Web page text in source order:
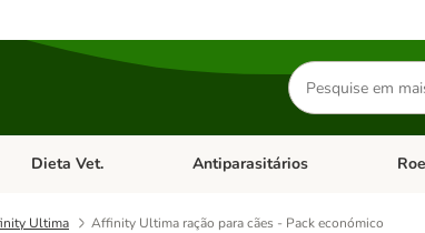
Pesquisar
produtos
Cães
Abrir menu de categoria: Gatos
Dieta Vet. Abrir menu de categoria: Dieta Vet.
Antiparasitários Abrir
Ultima Affinity Ultima ração para cães - Pack económico